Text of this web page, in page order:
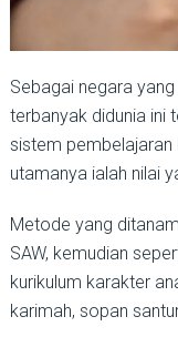
Sebagai negara
terbanyak didunia ini
sistem pembelajaran
utamanya ialah nilai
Metode yang
SAW, kemudian
kurikulum karakter
karimah, sopan